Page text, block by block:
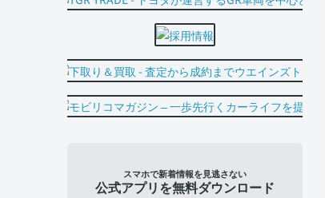
スマホで新着情報を見逃さない
公式アプリを無料ダウンロード